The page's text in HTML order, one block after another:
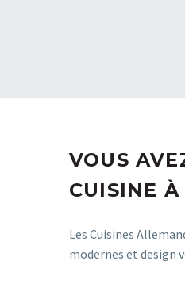
VOUS
CUISINE À
Les Cuisines
modernes et design